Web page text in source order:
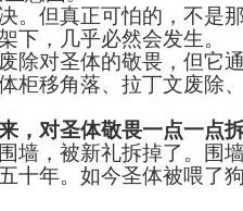
。但真正可怕的，不是
下，几乎必然会发生。
除对圣体的敬畏，但
柜移角落、拉丁文废
，对圣体敬畏一点一点
墙，被新礼拆掉了。围
十年。如今圣体被喂